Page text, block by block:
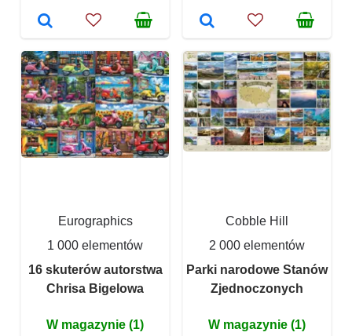
Eurographics
1 000 elementów
16 skuterów autorstwa
Chrisa Bigelowa
W magazynie (1)
Cobble Hill
2 000 elementów
Parki narodowe Stanów
Zjednoczonych
W magazynie (1)